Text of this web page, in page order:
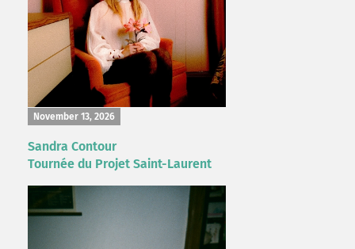
November 13, 2026
Sandra Contour
Tournée du Projet Saint-Laurent